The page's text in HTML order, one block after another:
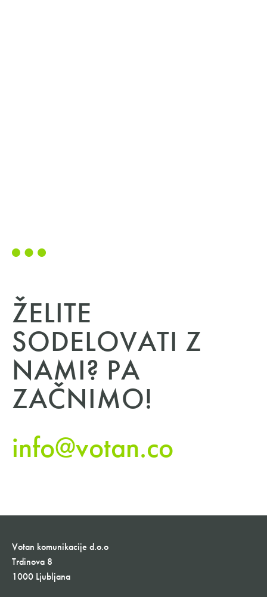
ŽELITE
SODELOVATI Z
NAMI? PA
ZAČNIMO!
info@votan.co
Votan komunikacije d.o.o
Trdinova 8
1000 Ljubljana